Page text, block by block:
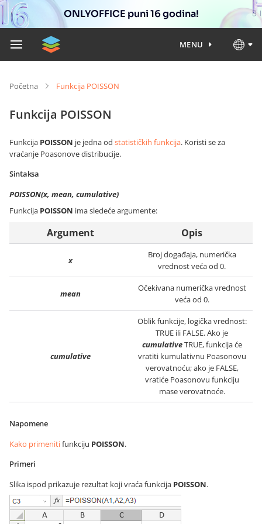
ONLYOFFICE puni 16 godina!
MENU
Početna Funkcija POISSON
Funkcija POISSON
Funkcija POISSON je jedna od statističkih funkcija. Koristi se za
vraćanje Poasonove distribucije.
Sintaksa
POISSON(x, mean, cumulative)
Funkcija POISSON ima sledeće argumente:
Argument Opis
x
Broj događaja, numerička
vrednost veća od 0.
mean
Očekivana numerička vrednost
veća od 0.
cumulative
Oblik funkcije, logička vrednost:
TRUE ili FALSE. Ako je
cumulativeTRUE, funkcija će
vratiti kumulativnu Poasonovu
verovatnoću; ako je FALSE,
vratiće Poasonovu funkciju
mase verovatnoće.
Napomene
Kako primenitifunkciju POISSON.
Primeri
Slika ispod prikazuje rezultat koji vraća funkcija POISSON.